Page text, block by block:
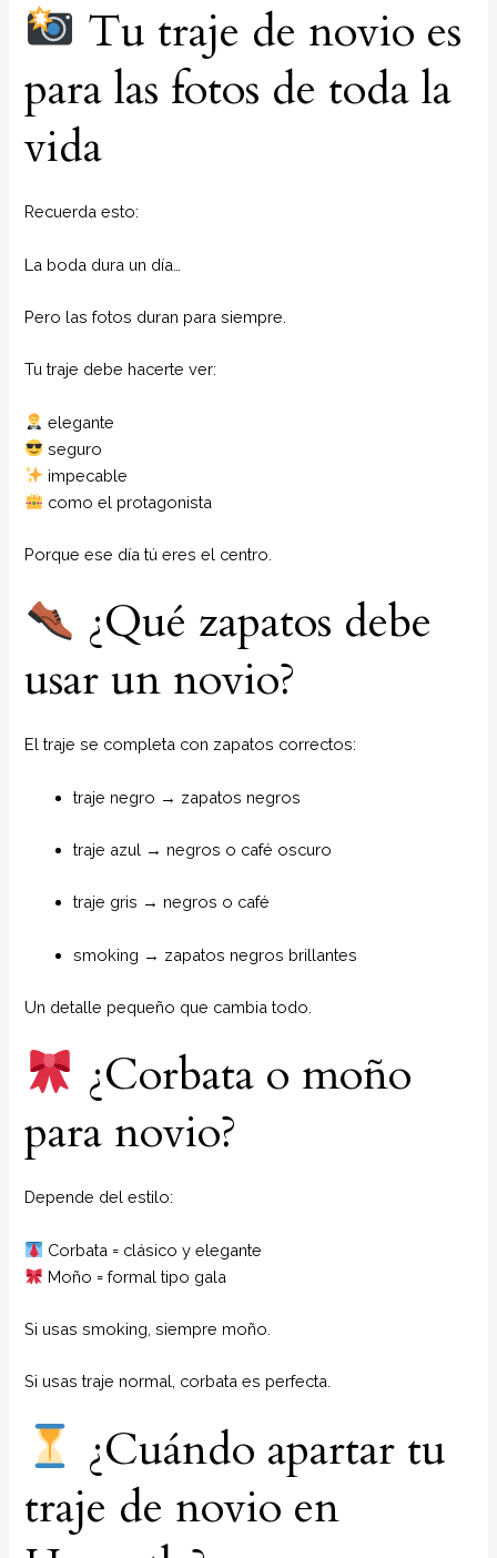
Tu traje de novio es
para las fotos de toda la
vida
Recuerda esto:
La boda dura un día…
Pero las fotos duran para siempre.
Tu traje debe hacerte ver:
elegante
seguro
impecable
como el protagonista
Porque ese día tú eres el centro.
¿Qué zapatos debe
usar un novio?
El traje se completa con zapatos correctos:
traje negro → zapatos negros
traje azul → negros o café oscuro
traje gris → negros o café
smoking → zapatos negros brillantes
Un detalle pequeño que cambia todo.
¿Corbata o moño
para novio?
Depende del estilo:
Corbata = clásico y elegante
Moño = formal tipo gala
Si usas smoking, siempre moño.
Si usas traje normal, corbata es perfecta.
¿Cuándo apartar tu
traje de novio en